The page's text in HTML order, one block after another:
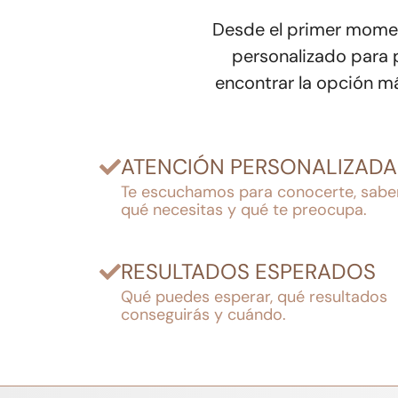
Desde el primer
personalizado
encontrar la opción
ATENCIÓN PERSONALIZADA
Te escuchamos para conocerte,
qué necesitas y qué te preocupa.
RESULTADOS ESPERADOS
Qué puedes esperar, qué resultados
conseguirás y cuándo.